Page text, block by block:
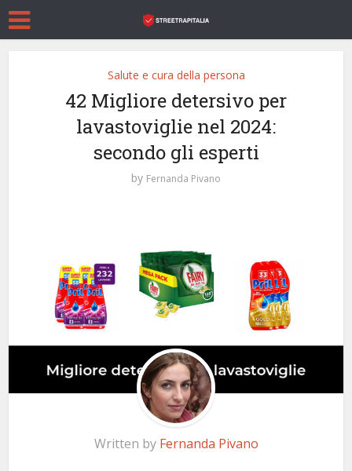
Salute e cura della persona
42 Migliore detersivo per
lavastoviglie nel 2024:
secondo gli esperti
by Fernanda Pivano
Written by Fernanda Pivano